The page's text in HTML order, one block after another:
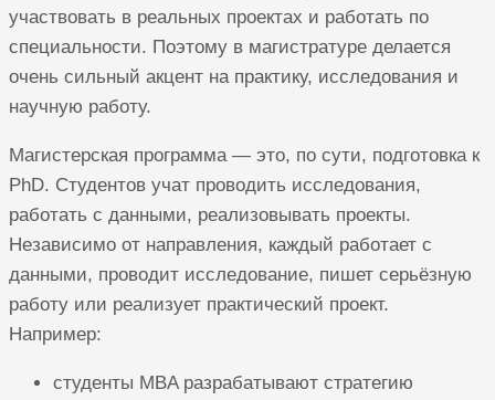
участвовать в реальных проектах и работать по
специальности. Поэтому в магистратуре делается
очень сильный акцент на практику, исследования и
научную работу.
Магистерская программа — это, по сути, подготовка к
PhD. Студентов учат проводить исследования,
работать с данными, реализовывать проекты.
Независимо от направления, каждый работает с
данными, проводит исследование, пишет серьёзную
работу или реализует практический проект.
Например:
студенты MBA разрабатывают стратегию